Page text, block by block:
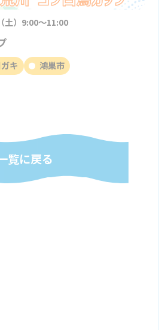
土）9:00～11:00
キ 鴻巣市
覧に戻る